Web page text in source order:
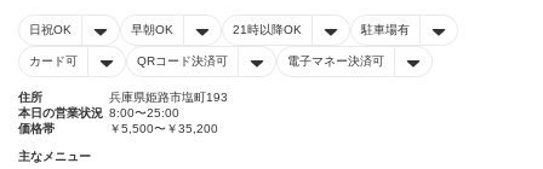
日祝OK 早朝OK 21時以降OK 駐車場有
カード可 QRコード決済可 電子マネー決済可
住所
兵庫県姫路市塩町193
本日の営業状況 8:00〜25:00
価格帯
￥5,500〜￥35,200
主なメニュー